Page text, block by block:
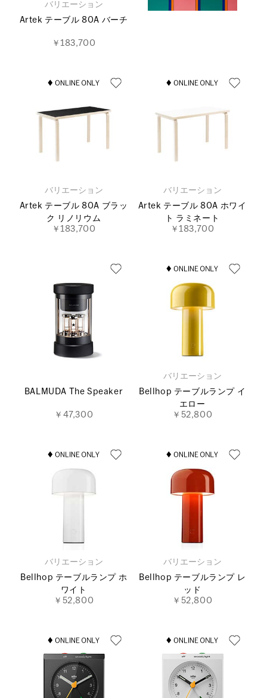
バリエーション
Artek テーブル 80A バーチ
￥183,700
バリエーション
Artek テーブル 80A ブラッ
ク リノリウム
￥183,700
バリエーション
Artek テーブル 80A ホワイ
ト ラミネート
￥183,700
BALMUDA The Speaker
￥47,300
バリエーション
Bellhop テーブルランプ イ
エロー
￥52,800
バリエーション
Bellhop テーブルランプ ホ
ワイト
￥52,800
バリエーション
Bellhop テーブルランプ レ
ッド
￥52,800